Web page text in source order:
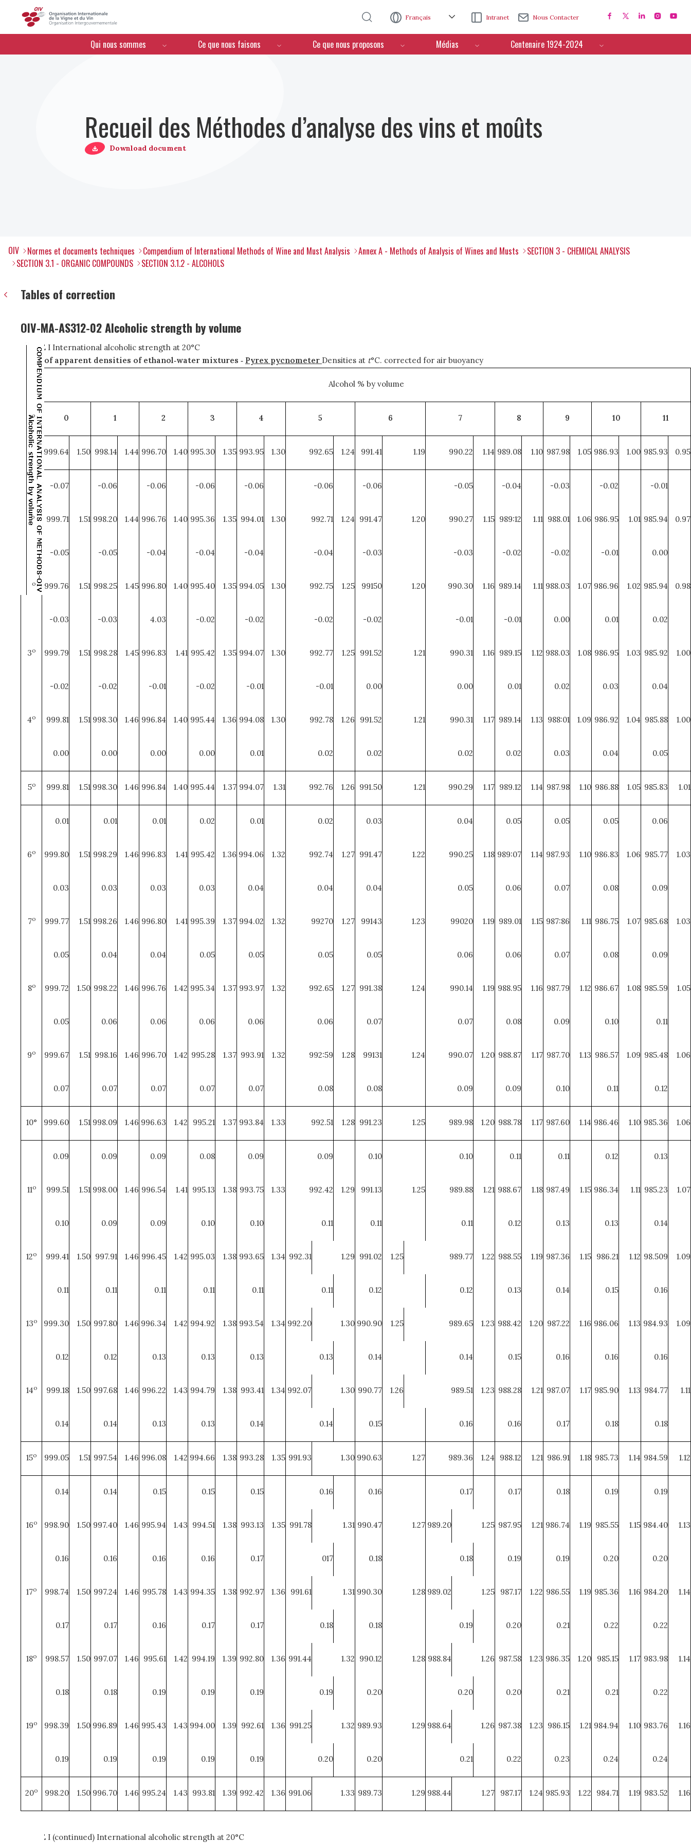
Français Intranet Nous Contacter
Menú de navegación
Qui nous sommes Ce que nous faisons Ce que nous proposons Médias Centenaire 1924-2024
Recueil des Méthodes d’analyse des vins et moûts
Download document
OIV Normes et documents techniques Compendium of International Methods of Wine and Must Analysis Annex A - Methods of Analysis of Wines and Musts
SECTION 3 - CHEMICAL ANALYSIS
SECTION 3.1 - ORGANIC COMPOUNDS
SECTION 3.1.2 - ALCOHOLS
Tables of correction
OIV-MA-AS312-02 Alcoholic strength by volume
TABLE I International alcoholic strength at 20°C
Table of apparent densities of ethanol‑water mixtures ‑ Pyrex pycnometer Densities at t°C. corrected for air buoyancy
Alcohol % by volume
to 0 1 2 3 4 5 6 7 8 9 10 11
0° 999.64 1.50 998.14 1.44 996.70 1.40 995.30 1.35 993.95 1.30 992.65 1.24 991.41 1.19 990.22 1.14 989.08 1.10 987.98 1.05 986.93 1.00 985.93 0.95
-0.07 -0.06 -0.06 -0.06 -0.06 -0.06 -0.06 -0.05 -0.04 -0.03 -0.02 -0.01
1o 999.71 1.51 998.20 1.44 996.76 1.40 995.36 1.35 994.01 1.30 992.71 1.24 991.47 1.20 990.27 1.15 989:12 1.11 988.01 1.06 986.95 1.01 985.94 0.97
-0.05 -0.05 -0.04 -0.04 -0.04 -0.04 -0.03 -0.03 -0.02 -0.02 -0.01 0.00
o 999.76 1.51 998.25 1.45 996.80 1.40 995.40 1.35 994.05 1.30 992.75 1.25 99150 1.20 990.30 1.16 989.14 1.11 988.03 1.07 986.96 1.02 985.94 0.98
-0.03 -0.03 4.03 -0.02 -0.02 -0.02 -0.02 -0.01 -0.01 0.00 0.01 0.02
3o 999.79 1.51 998.28 1.45 996.83 1.41 995.42 1.35 994.07 1.30 992.77 1.25 991.52 1.21 990.31 1.16 989.15 1.12 988.03 1.08 986.95 1.03 985.92 1.00
-0.02 -0.02 -0.01 -0.02 -0.01 -0.01 0.00 0.00 0.01 0.02 0.03 0.04
4o 999.81 1.51 998.30 1.46 996.84 1.40 995.44 1.36 994.08 1.30 992.78 1.26 991.52 1.21 990.31 1.17 989.14 1.13 988:01 1.09 986.92 1.04 985.88 1.00
0.00 0.00 0.00 0.00 0.01 0.02 0.02 0.02 0.02 0.03 0.04 0.05
5o 999.81 1.51 998.30 1.46 996.84 1.40 995.44 1.37 994.07 1.31 992.76 1.26 991.50 1.21 990.29 1.17 989.12 1.14 987.98 1.10 986.88 1.05 985.83 1.01
0.01 0.01 0.01 0.02 0.01 0.02 0.03 0.04 0.05 0.05 0.05 0.06
6o 999.80 1.51 998.29 1.46 996.83 1.41 995.42 1.36 994.06 1.32 992.74 1.27 991.47 1.22 990.25 1.18 989:07 1.14 987.93 1.10 986.83 1.06 985.77 1.03
0.03 0.03 0.03 0.03 0.04 0.04 0.04 0.05 0.06 0.07 0.08 0.09
7o 999.77 1.51 998.26 1.46 996.80 1.41 995.39 1.37 994.02 1.32 99270 1.27 99143 1.23 99020 1.19 989.01 1.15 987:86 1.11 986.75 1.07 985.68 1.03
0.05 0.04 0.04 0.05 0.05 0.05 0.05 0.06 0.06 0.07 0.08 0.09
8o 999.72 1.50 998.22 1.46 996.76 1.42 995.34 1.37 993.97 1.32 992.65 1.27 991.38 1.24 990.14 1.19 988.95 1.16 987.79 1.12 986.67 1.08 985.59 1.05
0.05 0.06 0.06 0.06 0.06 0.06 0.07 0.07 0.08 0.09 0.10 0.11
9o 999.67 1.51 998.16 1.46 996.70 1.42 995.28 1.37 993.91 1.32 992:59 1.28 99131 1.24 990.07 1.20 988.87 1.17 987.70 1.13 986.57 1.09 985.48 1.06
0.07 0.07 0.07 0.07 0.07 0.08 0.08 0.09 0.09 0.10 0.11 0.12
10° 999.60 1.51 998.09 1.46 996.63 1.42 995.21 1.37 993.84 1.33 992.51 1.28 991.23 1.25 989.98 1.20 988.78 1.17 987.60 1.14 986.46 1.10 985.36 1.06
0.09 0.09 0.09 0.08 0.09 0.09 0.10 0.10 0.11 0.11 0.12 0.13
11o 999.51 1.51 998.00 1.46 996.54 1.41 995.13 1.38 993.75 1.33 992.42 1.29 991.13 1.25 989.88 1.21 988.67 1.18 987.49 1.15 986.34 1.11 985.23 1.07
0.10 0.09 0.09 0.10 0.10 0.11 0.11 0.11 0.12 0.13 0.13 0.14
12o 999.41 1.50 997.91 1.46 996.45 1.42 995.03 1.38 993.65 1.34 992.31 1.29 991.02 1.25 989.77 1.22 988.55 1.19 987.36 1.15 986.21 1.12 98.509 1.09
0.11 0.11 0.11 0.11 0.11 0.11 0.12 0.12 0.13 0.14 0.15 0.16
13o 999.30 1.50 997.80 1.46 996.34 1.42 994.92 1.38 993.54 1.34 992.20 1.30 990.90 1.25 989.65 1.23 988.42 1.20 987.22 1.16 986.06 1.13 984.93 1.09
0.12 0.12 0.13 0.13 0.13 0.13 0.14 0.14 0.15 0.16 0.16 0.16
14o 999.18 1.50 997.68 1.46 996.22 1.43 994.79 1.38 993.41 1.34 992.07 1.30 990.77 1.26 989.51 1.23 988.28 1.21 987.07 1.17 985.90 1.13 984.77 1.11
0.14 0.14 0.13 0.13 0.14 0.14 0.15 0.16 0.16 0.17 0.18 0.18
15o 999.05 1.51 997.54 1.46 996.08 1.42 994.66 1.38 993.28 1.35 991.93 1.30 990.63 1.27 989.36 1.24 988.12 1.21 986.91 1.18 985.73 1.14 984.59 1.12
0.14 0.14 0.15 0.15 0.15 0.16 0.16 0.17 0.17 0.18 0.19 0.19
16o 998.90 1.50 997.40 1.46 995.94 1.43 994.51 1.38 993.13 1.35 991.78 1.31 990.47 1.27 989.20 1.25 987.95 1.21 986.74 1.19 985.55 1.15 984.40 1.13
0.16 0.16 0.16 0.16 0.17 017 0.18 0.18 0.19 0.19 0.20 0.20
17o 998.74 1.50 997.24 1.46 995.78 1.43 994.35 1.38 992.97 1.36 991.61 1.31 990.30 1.28 989.02 1.25 987.17 1.22 986.55 1.19 985.36 1.16 984.20 1.14
0.17 0.17 0.16 0.17 0.17 0.18 0.18 0.19 0.20 0.21 0.22 0.22
18o 998.57 1.50 997.07 1.46 995.61 1.42 994.19 1.39 992.80 1.36 991.44 1.32 990.12 1.28 988.84 1.26 987.58 1.23 986.35 1.20 985.15 1.17 983.98 1.14
0.18 0.18 0.19 0.19 0.19 0.19 0.20 0.20 0.20 0.21 0.21 0.22
19o 998.39 1.50 996.89 1.46 995.43 1.43 994.00 1.39 992.61 1.36 991.25 1.32 989.93 1.29 988.64 1.26 987.38 1.23 986.15 1.21 984.94 1.10 983.76 1.16
0.19 0.19 0.19 0.19 0.19 0.20 0.20 0.21 0.22 0.23 0.24 0.24
20o 998.20 1.50 996.70 1.46 995.24 1.43 993.81 1.39 992.42 1.36 991.06 1.33 989.73 1.29 988.44 1.27 987.17 1.24 985.93 1.22 984.71 1.19 983.52 1.16
TABLE I (continued) International alcoholic strength at 20°C